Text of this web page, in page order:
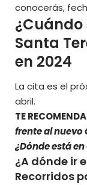
conocerás,
¿Cuándo
Santa
en 2024
La cita es el
abril.
TE
frente al nuevo
¿Dónde está
¿A dónde ir
Recorridos